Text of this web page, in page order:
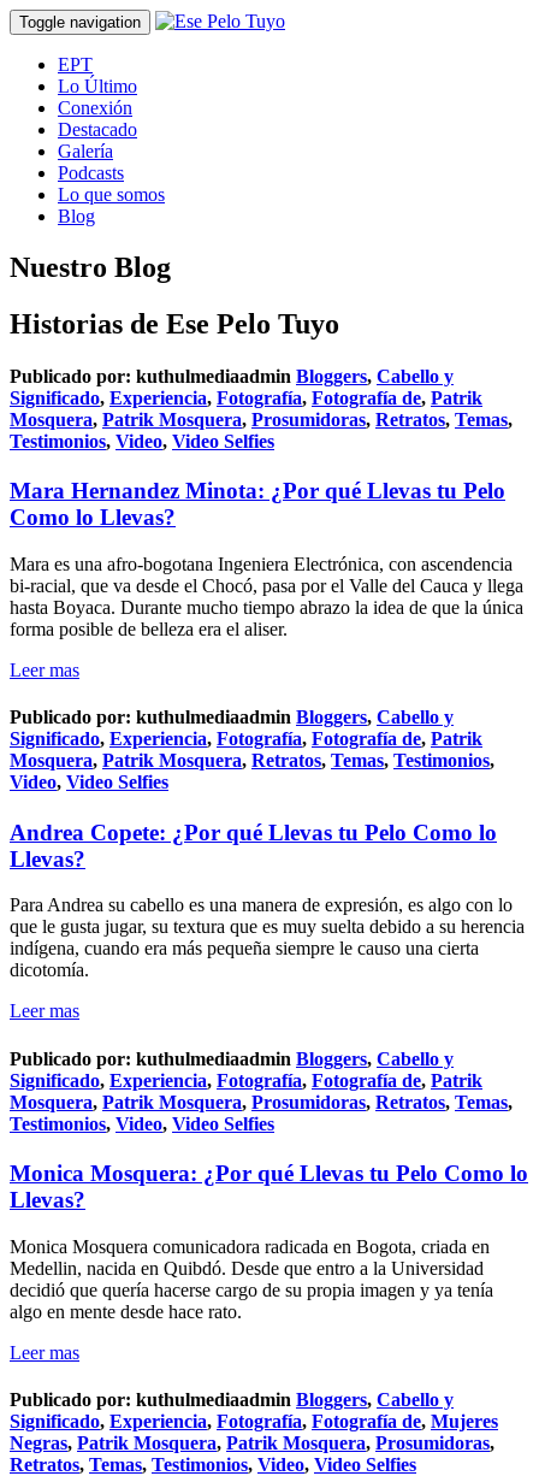
Toggle navigation
EPT
Lo Último
Conexión
Destacado
Galería
Podcasts
Lo que somos
Blog
Nuestro Blog
Historias de Ese Pelo Tuyo
Publicado por: kuthulmediaadmin Bloggers, Cabello y
Significado, Experiencia, Fotografía, Fotografía de, Patrik
Mosquera, Patrik Mosquera, Prosumidoras, Retratos, Temas,
Testimonios, Video, Video Selfies
Mara Hernandez Minota: ¿Por qué Llevas tu Pelo
Como lo Llevas?
Mara es una afro-bogotana Ingeniera Electrónica, con ascendencia
bi-racial, que va desde el Chocó, pasa por el Valle del Cauca y llega
hasta Boyaca. Durante mucho tiempo abrazo la idea de que la única
forma posible de belleza era el aliser.
Leer mas
Publicado por: kuthulmediaadmin Bloggers, Cabello y
Significado, Experiencia, Fotografía, Fotografía de, Patrik
Mosquera, Patrik Mosquera, Retratos, Temas, Testimonios,
Video, Video Selfies
Andrea Copete: ¿Por qué Llevas tu Pelo Como lo
Llevas?
Para Andrea su cabello es una manera de expresión, es algo con lo
que le gusta jugar, su textura que es muy suelta debido a su herencia
indígena, cuando era más pequeña siempre le causo una cierta
dicotomía.
Leer mas
Publicado por: kuthulmediaadmin Bloggers, Cabello y
Significado, Experiencia, Fotografía, Fotografía de, Patrik
Mosquera, Patrik Mosquera, Prosumidoras, Retratos, Temas,
Testimonios, Video, Video Selfies
Monica Mosquera: ¿Por qué Llevas tu Pelo Como lo
Llevas?
Monica Mosquera comunicadora radicada en Bogota, criada en
Medellin, nacida en Quibdó. Desde que entro a la Universidad
decidió que quería hacerse cargo de su propia imagen y ya tenía
algo en mente desde hace rato.
Leer mas
Publicado por: kuthulmediaadmin Bloggers, Cabello y
Significado, Experiencia, Fotografía, Fotografía de, Mujeres
Negras, Patrik Mosquera, Patrik Mosquera, Prosumidoras,
Retratos, Temas, Testimonios, Video, Video Selfies